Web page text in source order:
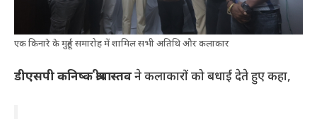
एक किनारे के मुहूर्त समारोह में शामिल सभी अतिथि और कलाकार
डीएसपी कनिष्क श्रीवास्तवने कलाकारों को बधाई देते हुए कहा,